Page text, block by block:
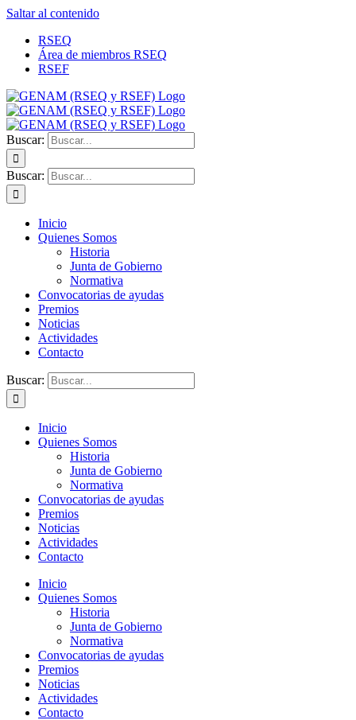
Saltar al contenido
RSEQ
Área de miembros RSEQ
RSEF
Buscar:
Buscar:
Inicio
Quienes Somos
Historia
Junta de Gobierno
Normativa
Convocatorias de ayudas
Premios
Noticias
Actividades
Contacto
Buscar:
Inicio
Quienes Somos
Historia
Junta de Gobierno
Normativa
Convocatorias de ayudas
Premios
Noticias
Actividades
Contacto
Inicio
Quienes Somos
Historia
Junta de Gobierno
Normativa
Convocatorias de ayudas
Premios
Noticias
Actividades
Contacto